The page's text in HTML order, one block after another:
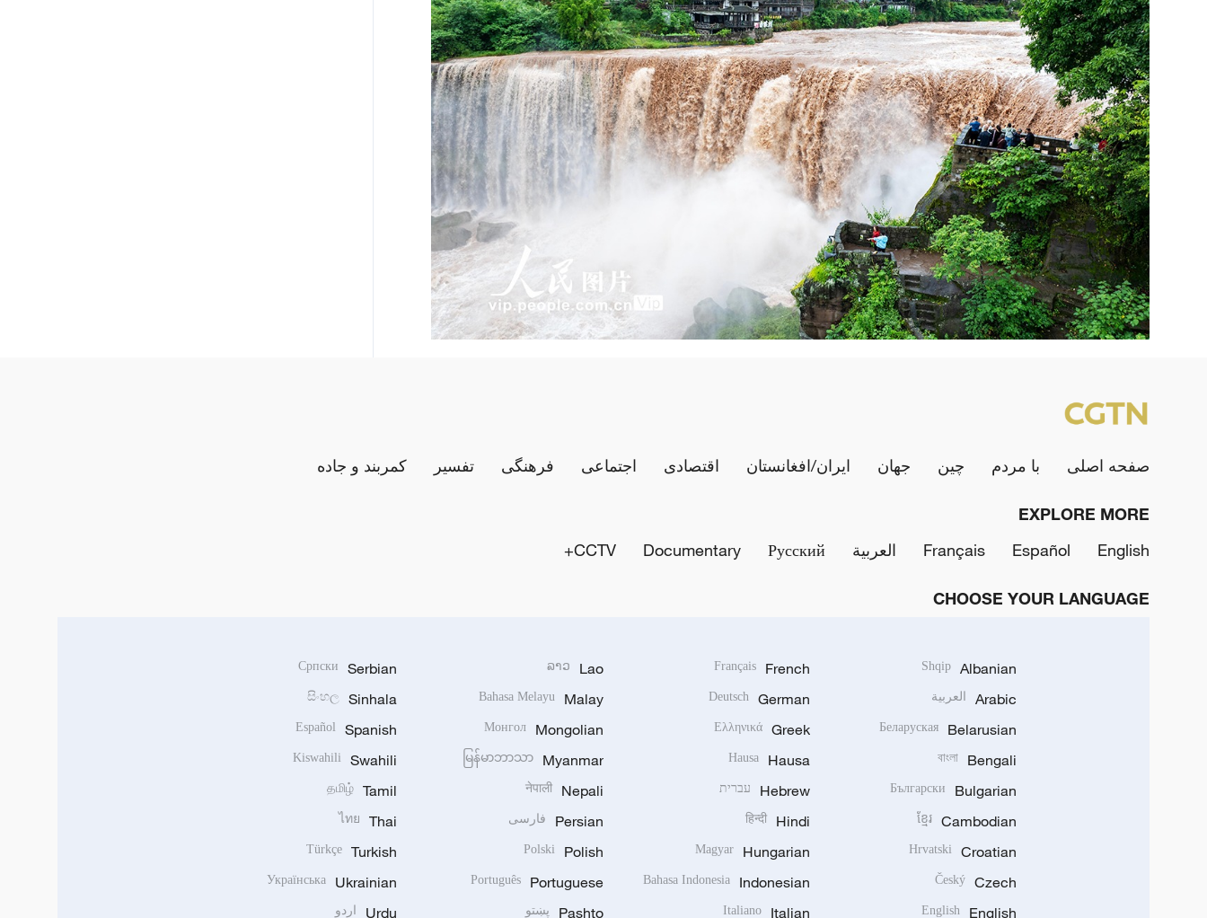
صفحه اصلی با مردم چین جهان ایران/افغانستان اقتصادی اجتماعی فرهنگی تفسیر کمربند و جاده
EXPLORE MORE
English
Español
Français العربية Русский
Documentary
CCTV+
CHOOSE YOUR LANGUAGE
Albanian
Shqip
Arabic العربية
Belarusian
Беларуская
Bengali
বাংলা
Bulgarian
Български
Cambodian
ខ្មែរ
Croatian
Hrvatski
Czech
Český
English
English
French
Français
German
Deutsch
Greek
Ελληνικά
Hausa
Hausa
Hebrew עברית
Hindi
हिन्दी
Hungarian
Magyar
Indonesian
Bahasa Indonesia
Italian
Italiano
Lao
ລາວ
Malay
Bahasa Melayu
Mongolian
Монгол
Myanmar
မြန်မာဘာသာ
Nepali
नेपाली
Persian فارسی
Polish
Polski
Portuguese
Português
Pashto پښتو
Serbian
Српски
Sinhala
සිංහල
Spanish
Español
Swahili
Kiswahili
Tamil
தமிழ்
Thai
ไทย
Turkish
Türkçe
Ukrainian
Українська
Urdu اردو